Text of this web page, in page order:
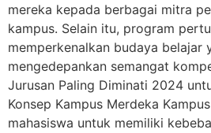
mereka kepada berbagai mitra
kampus. Selain itu, program
memperkenalkan budaya belajar
mengedepankan semangat
Jurusan Paling Diminati 2024
Konsep Kampus Merdeka
mahasiswa untuk memiliki